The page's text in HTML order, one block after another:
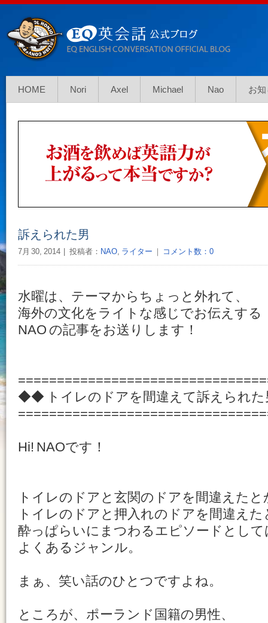
HOME Nori Axel Michael Nao お
訴えられた男
7月 30, 2014 投稿者： NAO, ライター ｜ コメント数：0
水曜は、テーマからちょっと外れて、
海外の文化をライトな感じでお伝えする
NAO の記事をお送りします！
◆◆ トイレのドアを間違えて訴えられた
Hi! NAOです！
トイレのドアと玄関のドアを間違えたと
トイレのドアと押入れのドアを間違えた
酔っぱらいにまつわるエピソードとして
よくあるジャンル。
まぁ、笑い話のひとつですよね。
ところが、ポーランド国籍の男性、